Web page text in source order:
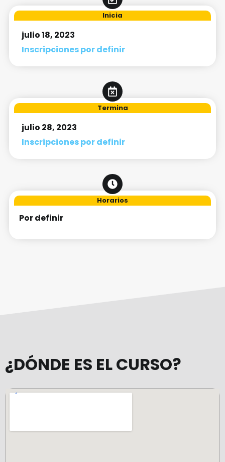
Inicia
julio 18, 2023
Inscripciones por definir
Termina
julio 28, 2023
Inscripciones por definir
Horarios
Por definir
¿DÓNDE ES EL CURSO?